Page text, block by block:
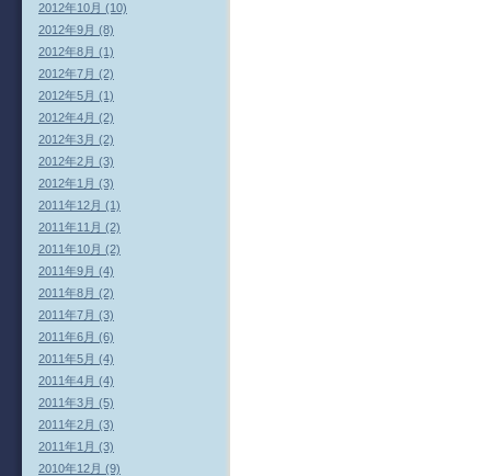
2012年10月 (10)
2012年9月 (8)
2012年8月 (1)
2012年7月 (2)
2012年5月 (1)
2012年4月 (2)
2012年3月 (2)
2012年2月 (3)
2012年1月 (3)
2011年12月 (1)
2011年11月 (2)
2011年10月 (2)
2011年9月 (4)
2011年8月 (2)
2011年7月 (3)
2011年6月 (6)
2011年5月 (4)
2011年4月 (4)
2011年3月 (5)
2011年2月 (3)
2011年1月 (3)
2010年12月 (9)